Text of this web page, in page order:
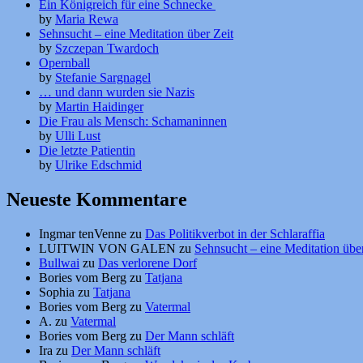
Ein Königreich für eine Schnecke
by Maria Rewa
Sehnsucht – eine Meditation über Zeit
by Szczepan Twardoch
Opernball
by Stefanie Sargnagel
… und dann wurden sie Nazis
by Martin Haidinger
Die Frau als Mensch: Schamaninnen
by Ulli Lust
Die letzte Patientin
by Ulrike Edschmid
Neueste Kommentare
Ingmar tenVenne zu Das Politikverbot in der Schlaraffia
LUITWIN VON GALEN zu Sehnsucht – eine Meditation
Bullwai zu Das verlorene Dorf
Bories vom Berg zu Tatjana
Sophia zu Tatjana
Bories vom Berg zu Vatermal
A. zu Vatermal
Bories vom Berg zu Der Mann schläft
Ira zu Der Mann schläft